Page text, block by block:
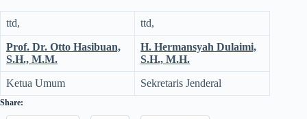
ttd, ttd,
Prof. Dr. Otto Hasibuan,
S.H., M.M.
H. Hermansyah Dulaimi,
S.H., M.H.
Ketua Umum Sekretaris Jenderal
Share: